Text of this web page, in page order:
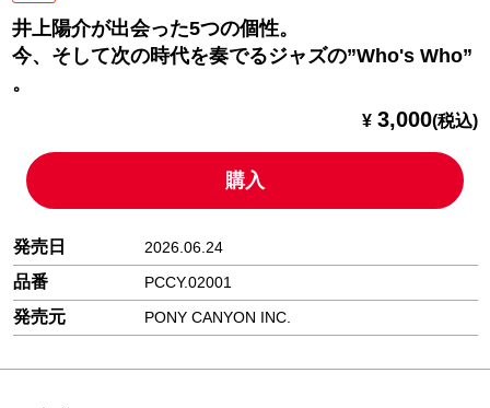
井上陽介が出会った5つの個性。
今、そして次の時代を奏でるジャズの”Who's Who”
。
¥ 3,000(税込)
購入
発売日 2026.06.24
品番 PCCY.02001
発売元 PONY CANYON INC.